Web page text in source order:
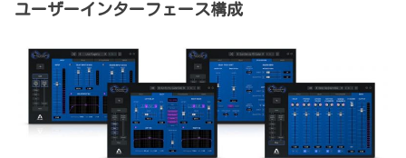
ユーザーインターフェース構成